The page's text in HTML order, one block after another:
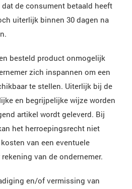
de consument betaald heeft
uiterlijk binnen 30 dagen na
besteld product onmogelijk
zich inspannen om een
te stellen. Uiterlijk bij de
en begrijpelijke wijze worden
artikel wordt geleverd. Bij
het herroepingsrecht niet
van een eventuele
van de ondernemer.
en/of vermissing van